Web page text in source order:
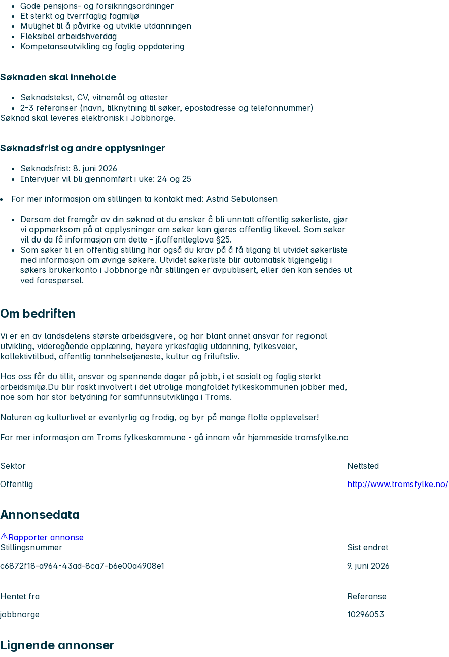
Gode pensjons- og forsikringsordninger
Et sterkt og tverrfaglig fagmiljø
Mulighet til å påvirke og utvikle utdanningen
Fleksibel arbeidshverdag
Kompetanseutvikling og faglig oppdatering
Søknaden skal inneholde
Søknadstekst, CV, vitnemål og attester
2-3 referanser (navn, tilknytning til søker, epostadresse og telefonnummer)
Søknad skal leveres elektronisk i Jobbnorge.
Søknadsfrist og andre opplysninger
Søknadsfrist: 8. juni 2026
Intervjuer vil bli gjennomført i uke: 24 og 25
For mer informasjon om stillingen ta kontakt med: Astrid Sebulonsen
Dersom det fremgår av din søknad at du ønsker å bli unntatt offentlig søkerliste, gjør
vi oppmerksom på at opplysninger om søker kan gjøres offentlig likevel. Som søker
vil du da få informasjon om dette - jf.offentleglova §25.
Som søker til en offentlig stilling har også du krav på å få tilgang til utvidet søkerliste
med informasjon om øvrige søkere. Utvidet søkerliste blir automatisk tilgjengelig i
søkers brukerkonto i Jobbnorge når stillingen er avpublisert, eller den kan sendes ut
ved forespørsel.
Om bedriften
Vi er en av landsdelens største arbeidsgivere, og har blant annet ansvar for regional
utvikling, videregående opplæring, høyere yrkesfaglig utdanning, fylkesveier,
kollektivtilbud, offentlig tannhelsetjeneste, kultur og friluftsliv.
Hos oss får du tillit, ansvar og spennende dager på jobb, i et sosialt og faglig sterkt
arbeidsmiljø.Du blir raskt involvert i det utrolige mangfoldet fylkeskommunen jobber med,
noe som har stor betydning for samfunnsutviklinga i Troms.
Naturen og kulturlivet er eventyrlig og frodig, og byr på mange flotte opplevelser!
For mer informasjon om Troms fylkeskommune - gå innom vår hjemmeside tromsfylke.no
Sektor
Offentlig
Nettsted
http://www.tromsfylke.no/
Annonsedata
Rapporter annonse
Stillingsnummer
c6872f18-a964-43ad-8ca7-b6e00a4908e1
Sist endret
9. juni 2026
Hentet fra
jobbnorge
Referanse
10296053
Lignende annonser